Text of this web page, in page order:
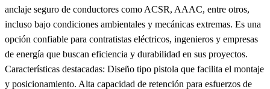
anclaje seguro de conductores como ACSR, AAAC, entre otros,
incluso bajo condiciones ambientales y mecánicas extremas. Es una
opción confiable para contratistas eléctricos, ingenieros y empresas
de energía que buscan eficiencia y durabilidad en sus proyectos.
Características destacadas: Diseño tipo pistola que facilita el montaje
y posicionamiento. Alta capacidad de retención para esfuerzos de